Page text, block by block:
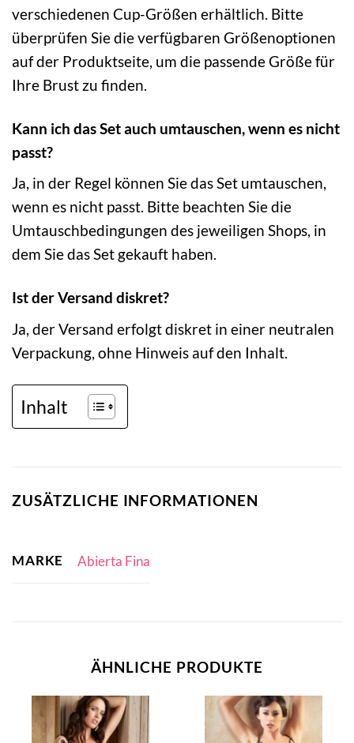
verschiedenen Cup-Größen erhältlich. Bitte
überprüfen Sie die verfügbaren Größenoptionen
auf der Produktseite, um die passende Größe für
Ihre Brust zu finden.
Kann ich das Set auch umtauschen, wenn es nicht
passt?
Ja, in der Regel können Sie das Set umtauschen,
wenn es nicht passt. Bitte beachten Sie die
Umtauschbedingungen des jeweiligen Shops, in
dem Sie das Set gekauft haben.
Ist der Versand diskret?
Ja, der Versand erfolgt diskret in einer neutralen
Verpackung, ohne Hinweis auf den Inhalt.
Inhalt
ZUSÄTZLICHE INFORMATIONEN
MARKE Abierta Fina
ÄHNLICHE PRODUKTE